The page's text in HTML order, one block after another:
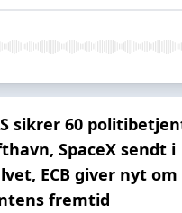
sikrer 60
SpaceX sendt i
ECB giver nyt om
fremtid